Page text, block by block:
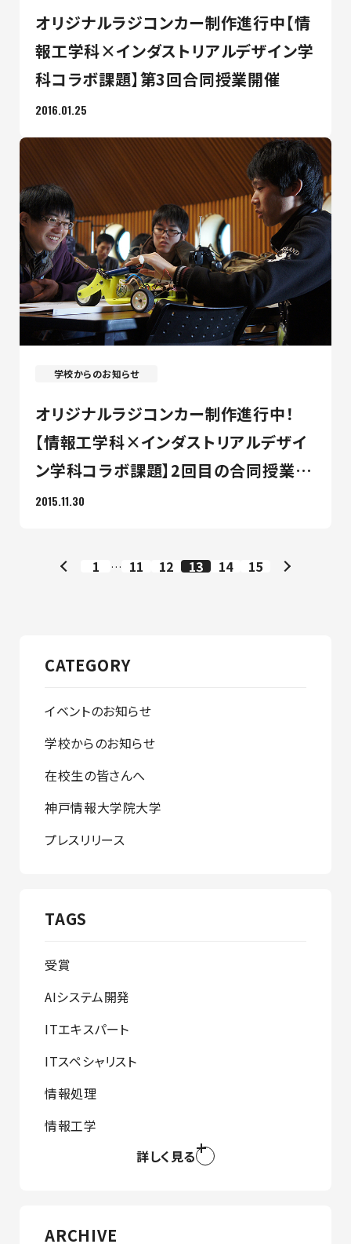
オリジナルラジコンカー制作進行中【情
報工学科×インダストリアルデザイン学
科コラボ課題】第3回合同授業開催
2016.01.25
学校からのお知らせ
オリジナルラジコンカー制作進行中！
【情報工学科×インダストリアルデザイ
ン学科コラボ課題】2回目の合同授業が
行われました！
2015.11.30
1 … 11 12 13 14 15
CATEGORY
イベントのお知らせ
学校からのお知らせ
在校生の皆さんへ
神戸情報大学院大学
プレスリリース
TAGS
受賞
AIシステム開発
ITエキスパート
ITスペシャリスト
情報処理
情報工学
詳しく見る
ARCHIVE